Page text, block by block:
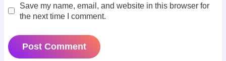
Save my name, email, and website in this browser for
the next time I comment.